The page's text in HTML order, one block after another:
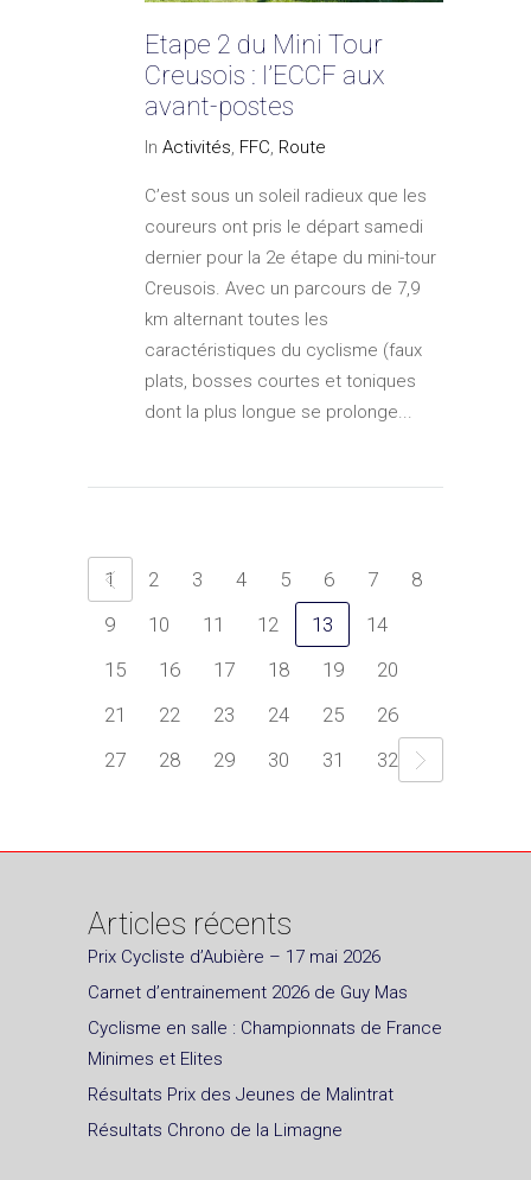
Etape 2 du Mini Tour
Creusois : l’ECCF aux
avant-postes
In Activités, FFC, Route
C’est sous un soleil radieux que les
coureurs ont pris le départ samedi
dernier pour la 2e étape du mini-tour
Creusois. Avec un parcours de 7,9
km alternant toutes les
caractéristiques du cyclisme (faux
plats, bosses courtes et toniques
dont la plus longue se prolonge...
1 2 3 4 5 6 7
8
9
10 11 12 13
14
15
16 17 18 19
20
21
22 23 24 25
26
27
28 29 30 31 32
Articles récents
Prix Cycliste d’Aubière – 17 mai 2026
Carnet d’entrainement 2026 de Guy Mas
Cyclisme en salle : Championnats de France
Minimes et Elites
Résultats Prix des Jeunes de Malintrat
Résultats Chrono de la Limagne